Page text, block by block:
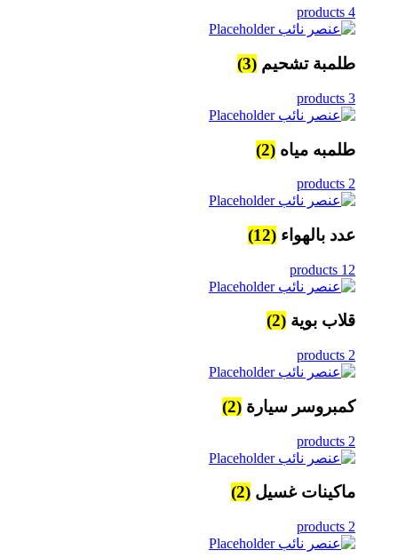
4 products
طلمبة تشحيم (3)
3 products
طلمبه مياه (2)
2 products
عدد بالهواء (12)
12 products
قلاب بوية (2)
2 products
كمبروسر سيارة (2)
2 products
ماكينات غسيل (2)
2 products